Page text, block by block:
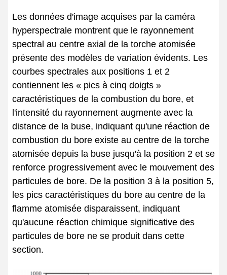
Les données d'image acquises par la caméra
hyperspectrale montrent que le rayonnement
spectral au centre axial de la torche atomisée
présente des modèles de variation évidents. Les
courbes spectrales aux positions 1 et 2
contiennent les « pics à cinq doigts »
caractéristiques de la combustion du bore, et
l'intensité du rayonnement augmente avec la
distance de la buse, indiquant qu'une réaction de
combustion du bore existe au centre de la torche
atomisée depuis la buse jusqu'à la position 2 et se
renforce progressivement avec le mouvement des
particules de bore. De la position 3 à la position 5,
les pics caractéristiques du bore au centre de la
flamme atomisée disparaissent, indiquant
qu'aucune réaction chimique significative des
particules de bore ne se produit dans cette
section.